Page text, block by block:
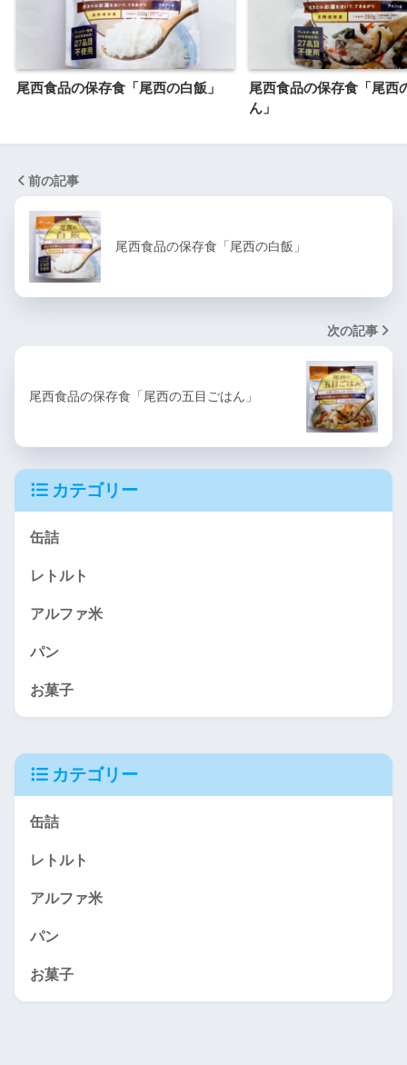
尾西食品の保存食「尾西の白飯」
尾西食品の保存食「尾西
ん」
前の記事
尾西食品の保存食「尾西の白飯」
次の記事
尾西食品の保存食「尾西の五目ごはん」
カテゴリー
缶詰
レトルト
アルファ米
パン
お菓子
カテゴリー
缶詰
レトルト
アルファ米
パン
お菓子